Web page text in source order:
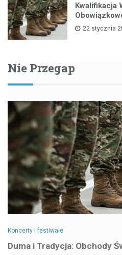
Kwalifikacja
22 stycznia
Nie Przegap
Koncerty i festiwale
Duma i Tradycja: Obchody